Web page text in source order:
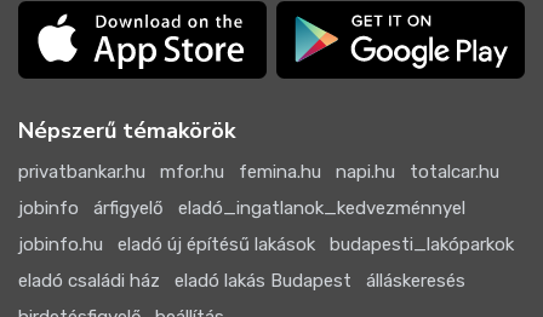
Népszerű témakörök
privatbankar.hu mfor.hu femina.hu napi.hu
totalcar.hu
jobinfo
árfigyelő
eladó_ingatlanok_kedvezménnyel
jobinfo.hu
eladó új építésű lakások
budapesti_lakóparkok
eladó családi ház
eladó lakás Budapest
álláskeresés